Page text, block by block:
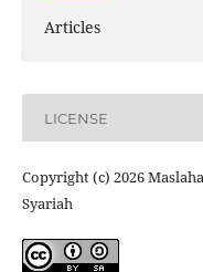
Articles
LICENSE
Copyright (c) 2026
Syariah